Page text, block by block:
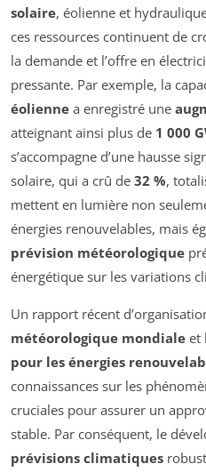
solaire, éolienne et
ces ressources continuent de
la demande et l’offre en
pressante. Par exemple, la
éolienne a enregistré une
atteignant ainsi plus de 1 000
s’accompagne d’une hausse
solaire, qui a crû de 32 %,
mettent en lumière non
énergies renouvelables, mais
prévision météorologique
énergétique sur les variations
Un rapport récent
météorologique mondiale et
pour les énergies
connaissances sur les
cruciales pour assurer un
stable. Par conséquent, le
prévisions climatiques